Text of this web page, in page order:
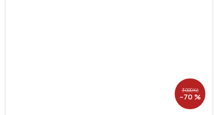
3 000 Kč
–70 %